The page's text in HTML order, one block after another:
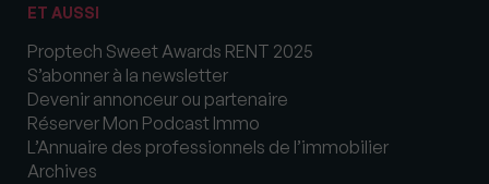
ET AUSSI
Proptech Sweet Awards RENT 2025
S’abonner à la newsletter
Devenir annonceur ou partenaire
Réserver Mon Podcast Immo
L’Annuaire des professionnels de l’immobilier
Archives